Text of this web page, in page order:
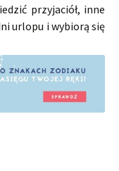
przyjaciół, inne
urlopu i wybiorą się